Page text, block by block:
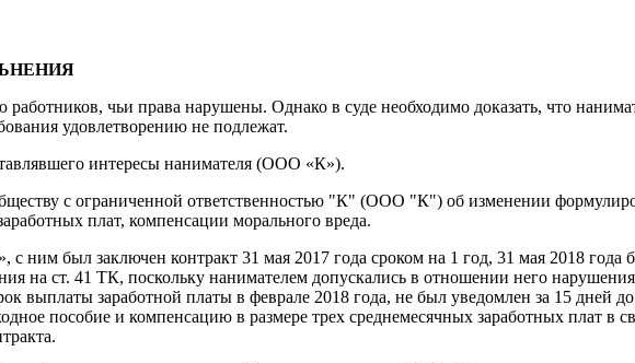
чьи права нарушены. Однако в суде необходимо доказать, что
удовлетворению не подлежат.
интересы нанимателя (ООО «К»).
с ограниченной ответственностью "К" (ООО "К") об изменении
плат, компенсации морального вреда.
ним был заключен контракт 31 мая 2017 года сроком на 1 год, 31 мая 2018 года
на ст. 41 ТК, поскольку нанимателем допускались в отношении него нарушения
заработной платы в феврале 2018 года, не был уведомлен за 15 дней до
пособие и компенсацию в размере трех среднемесячных заработных плат в